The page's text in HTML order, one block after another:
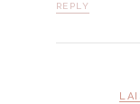
REPLY